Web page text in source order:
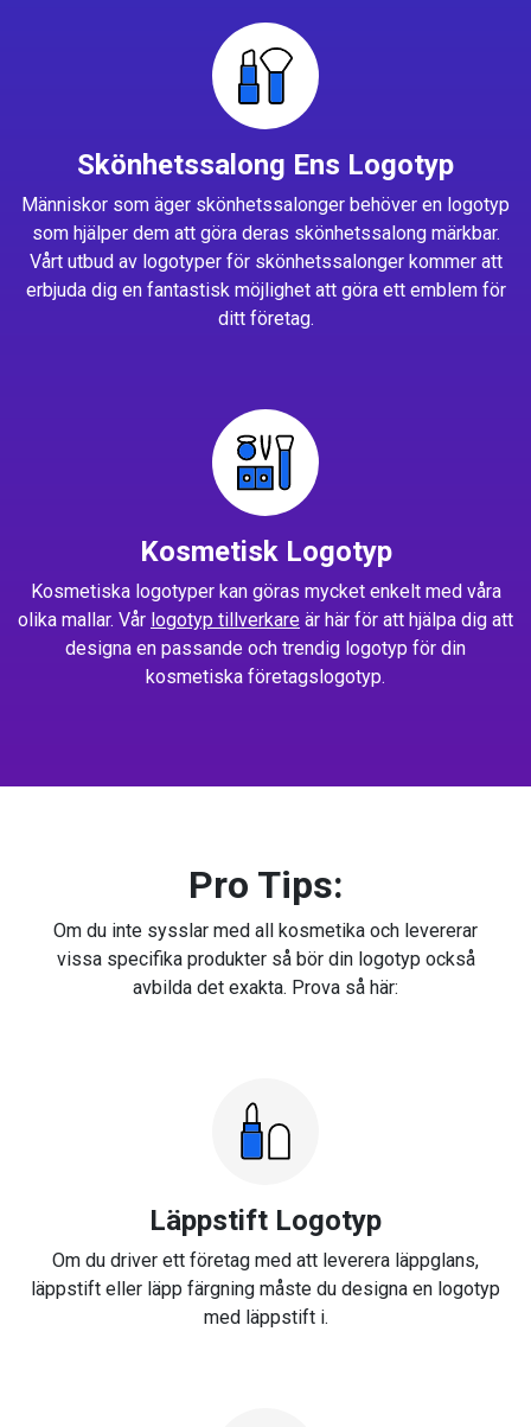
Skönhetssalong Ens Logotyp
Människor som äger skönhetssalonger behöver en logotyp
som hjälper dem att göra deras skönhetssalong märkbar.
Vårt utbud av logotyper för skönhetssalonger kommer att
erbjuda dig en fantastisk möjlighet att göra ett emblem för
ditt företag.
Kosmetisk Logotyp
Kosmetiska logotyper kan göras mycket enkelt med våra
olika mallar. Vår logotyp tillverkare är här för att hjälpa dig att
designa en passande och trendig logotyp för din
kosmetiska företagslogotyp.
Pro Tips:
Om du inte sysslar med all kosmetika och levererar
vissa specifika produkter så bör din logotyp också
avbilda det exakta. Prova så här:
Läppstift Logotyp
Om du driver ett företag med att leverera läppglans,
läppstift eller läpp färgning måste du designa en logotyp
med läppstift i.